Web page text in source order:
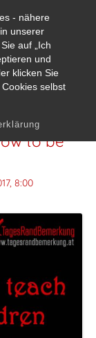
- nähere
unserer
auf „Ich
und
klicken Sie
selbst
to be
to be
8:00